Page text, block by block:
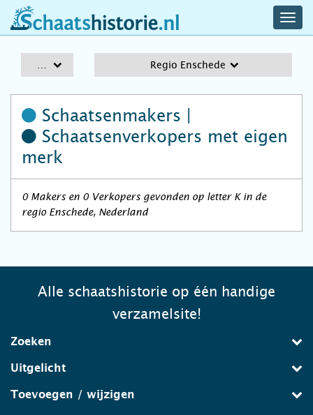
schaatshistorie.nl
Regio Enschede
Schaatsenmakers |
Schaatsenverkopers met eigen
merk
0 Makers en 0 Verkopers gevonden op letter K in de
regio Enschede, Nederland
Alle schaatshistorie op één handige
verzamelsite!
Zoeken
Uitgelicht
Toevoegen / wijzigen